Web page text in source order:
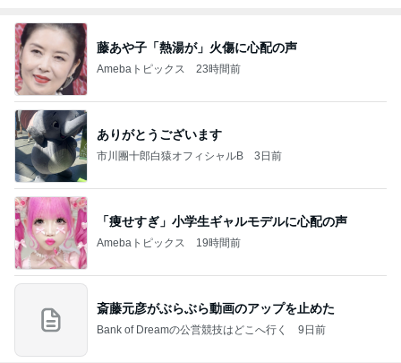
藤あや子「熱湯が」火傷に心配の声
Amebaトピックス 23時間前
ありがとうございます
市川團十郎白猿オフィシャルB 3日前
「痩せすぎ」小学生ギャルモデルに心配の声
Amebaトピックス 19時間前
斎藤元彦がぶらぶら動画のアップを止めた
Bank of Dreamの公営競技はどこへ行く 9日前